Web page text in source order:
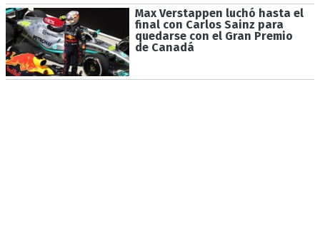
Max Verstappen luchó hasta el
final con Carlos Sainz para
quedarse con el Gran Premio
de Canadá